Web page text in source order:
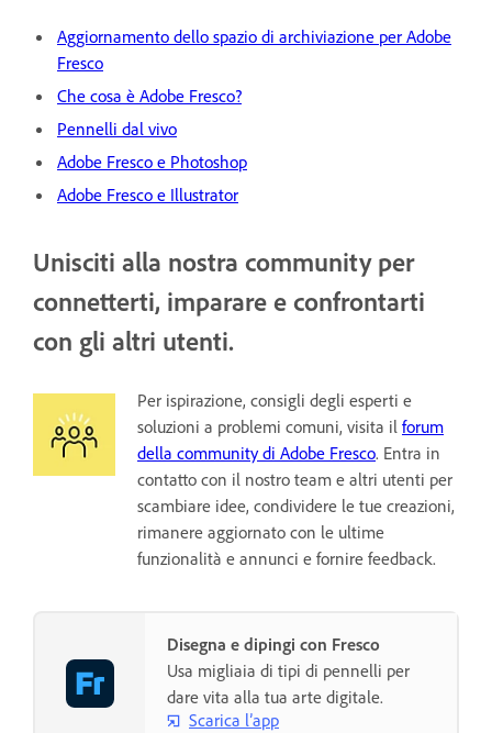
Aggiornamento dello spazio di archiviazione per Adobe
Fresco
Che cosa è Adobe Fresco?
Pennelli dal vivo
Adobe Fresco e Photoshop
Adobe Fresco e Illustrator
Unisciti alla nostra community per
connetterti, imparare e confrontarti
con gli altri utenti.
Per ispirazione, consigli degli esperti e
soluzioni a problemi comuni, visita il forum
della community di Adobe Fresco. Entra in
contatto con il nostro team e altri utenti per
scambiare idee, condividere le tue creazioni,
rimanere aggiornato con le ultime
funzionalità e annunci e fornire feedback.
Disegna e dipingi con Fresco
Usa migliaia di tipi di pennelli per
dare vita alla tua arte digitale.
Scarica l’app